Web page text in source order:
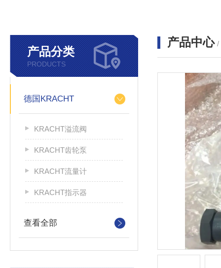
产品分类
PRODUCTS
德国KRACHT
KRACHT溢流阀
KRACHT齿轮泵
KRACHT流量计
KRACHT指示器
查看全部
产品中心 /